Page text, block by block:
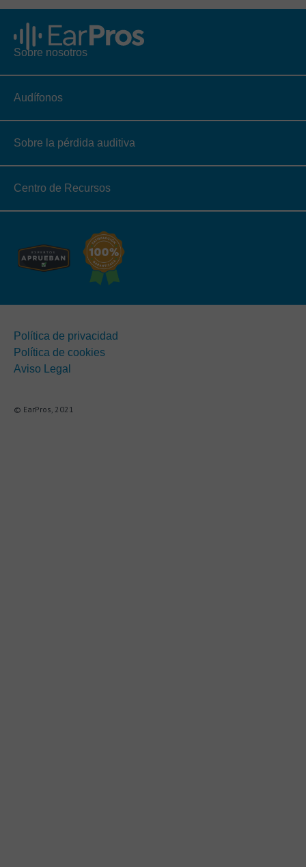
Sobre nosotros
Audífonos
Sobre la pérdida auditiva
Centro de Recursos
Política de privacidad
Política de cookies
Aviso Legal
© EarPros, 2021